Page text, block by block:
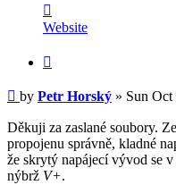
Petr
Horský
Website
Post
by Petr Horský » Sun
Děkuji za zaslané soubory.
propojenu správně, kladné
že skrytý napájecí vývod se
nýbrž V+.